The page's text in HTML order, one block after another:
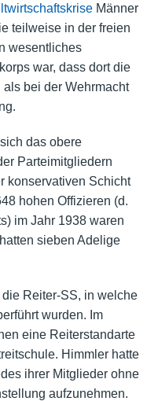
Männer
teilweise in der freien
wesentliches
war, dass dort die
bei der Wehrmacht
das obere
Parteimitgliedern
konservativen Schicht
hohen Offizieren (d.
im Jahr 1938 waren
sieben Adelige
Reiter-SS, in welche
wurden. Im
eine Reiterstandarte
Himmler hatte
ihrer Mitglieder ohne
aufzunehmen.